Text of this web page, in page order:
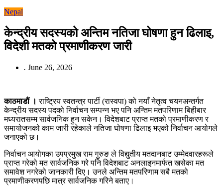
Nepal
केन्द्रीय सदस्यको अन्तिम नतिजा घोषणा हुन ढिलाइ,
विदेशी मतको प्रमाणीकरण जारी
. June 26, 2026
काठमाडौं । राष्ट्रिय स्वतन्त्र पार्टी (रास्वपा) को नयाँ नेतृत्व चयनअन्तर्गत
केन्द्रीय सदस्य पदको निर्वाचन सम्पन्न भए पनि अन्तिम मतपरिणाम बिहीबार
मध्यरातसम्म सार्वजनिक हुन सकेन। विदेशबाट प्राप्त मतको प्रमाणीकरण र
समायोजनको काम जारी रहेकाले नतिजा घोषणा ढिलाइ भएको निर्वाचन आयोगले
जनाएको छ।
निर्वाचन आयोगका उपप्रमुख राम गुरुङ ले विद्युतीय मतदानबाट उम्मेदवारहरूले
प्राप्त गरेको मत सार्वजनिक गरे पनि विदेशबाट अनलाइनमार्फत खसेका मत
समावेश नगरेको जानकारी दिए। उनले अन्तिम मतपरिणाम सबै मतको
प्रमाणीकरणपछि मात्र सार्वजनिक गरिने बताए।